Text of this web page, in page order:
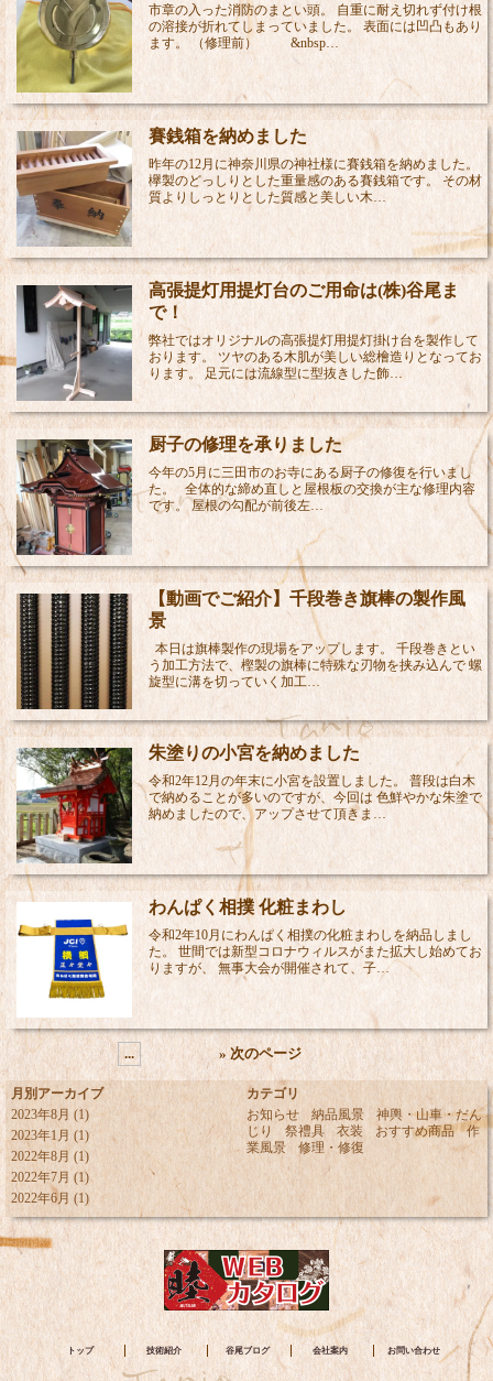
市章の入った消防のまとい頭。 自重に耐え切れず付け根
の溶接が折れてしまっていました。 表面には凹凸もあり
ます。 （修理前） &nbsp…
賽銭箱を納めました
昨年の12月に神奈川県の神社様に賽銭箱を納めました。
欅製のどっしりとした重量感のある賽銭箱です。 その材
質よりしっとりとした質感と美しい木…
高張提灯用提灯台のご用命は(株)谷尾ま
で！
弊社ではオリジナルの高張提灯用提灯掛け台を製作して
おります。 ツヤのある木肌が美しい総檜造りとなってお
ります。 足元には流線型に型抜きした飾…
厨子の修理を承りました
今年の5月に三田市のお寺にある厨子の修復を行いまし
た。 全体的な締め直しと屋根板の交換が主な修理内容
です。 屋根の勾配が前後左…
【動画でご紹介】千段巻き旗棒の製作風
景
本日は旗棒製作の現場をアップします。 千段巻きとい
う加工方法で、樫製の旗棒に特殊な刃物を挟み込んで 螺
旋型に溝を切っていく加工…
朱塗りの小宮を納めました
令和2年12月の年末に小宮を設置しました。 普段は白木
で納めることが多いのですが、今回は 色鮮やかな朱塗で
納めましたので、アップさせて頂きま…
わんぱく相撲 化粧まわし
令和2年10月にわんぱく相撲の化粧まわしを納品しまし
た。 世間では新型コロナウィルスがまた拡大し始めてお
りますが、 無事大会が開催されて、子…
... » 次のページ
月別アーカイブ
2023年8月 (1)
2023年1月 (1)
2022年8月 (1)
2022年7月 (1)
2022年6月 (1)
カテゴリ
お知らせ
納品風景
神輿・山車・だん
じり
祭禮具 衣装 おすすめ商品
作
業風景
修理・修復
トップ 技術紹介 谷尾ブログ 会社案内 お問い合わせ